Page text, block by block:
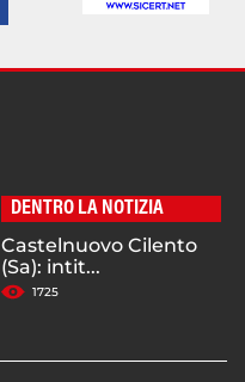
DENTRO LA NOTIZIA
Castelnuovo Cilento
(Sa): intit...
1725